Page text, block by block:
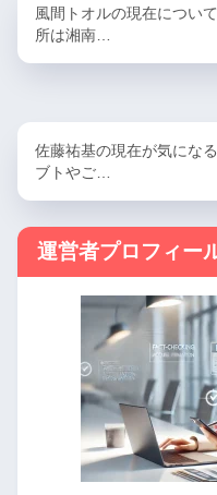
風間トオルの現在につい
所は湘南…
佐藤祐基の現在が気にな
ブトやご…
運営者プロフィー